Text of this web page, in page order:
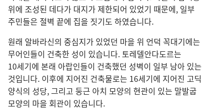
위에 조성된 데다가 대지가 제한되어 있었기 때문에, 일부
주민들은 절벽 끝에 집을 짓기도 하였습니다.
원래 알바라신의 중심지가 있었던 마을 위 언덕 꼭대기에는
무어인들이 건축한 성이 있습니다. 토레델안다도르는
10세기에 본래 아랍인들이 건축했던 성벽이 일부 남아 있는
것입니다. 이후에 지어진 건축물로는 16세기에 지어진 고딕
양식의 성당, 그리고 둥근 아치 모양의 현관이 있는 말발굽
모양의 마을 회관이 있습니다.